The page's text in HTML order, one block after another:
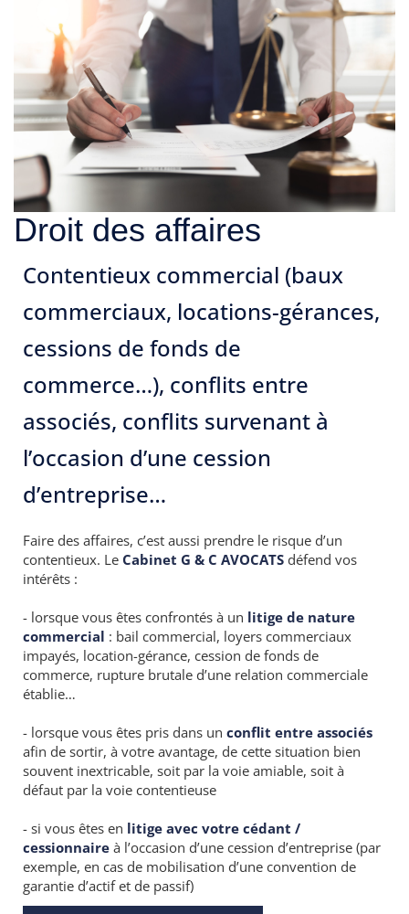
Droit des affaires
Contentieux commercial (baux
commerciaux, locations-gérances,
cessions de fonds de
commerce…), conflits entre
associés, conflits survenant à
l’occasion d’une cession
d’entreprise…
Faire des affaires, c’est aussi prendre le risque d’un
contentieux. Le Cabinet G & C AVOCATS défend vos
intérêts :
- lorsque vous êtes confrontés à un litige de nature
commercial : bail commercial, loyers commerciaux
impayés, location-gérance, cession de fonds de
commerce, rupture brutale d’une relation commerciale
établie…
- lorsque vous êtes pris dans un conflit entre associés
afin de sortir, à votre avantage, de cette situation bien
souvent inextricable, soit par la voie amiable, soit à
défaut par la voie contentieuse
- si vous êtes en litige avec votre cédant /
cessionnaire à l’occasion d’une cession d’entreprise (par
exemple, en cas de mobilisation d’une convention de
garantie d’actif et de passif)